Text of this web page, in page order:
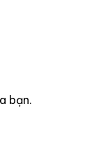
bạn.